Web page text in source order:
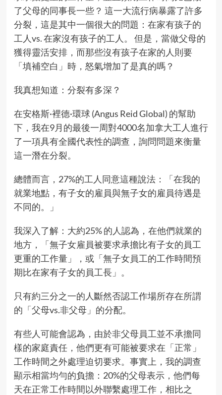
了父母的同事長一些？ 這一大流行病暴露了許多
分裂，這是其中一個很大的問題：在家有孩子的
工人vs. 在家沒有孩子的工人。 但是，當做父母的
獲得靈活安排，而那些沒有孩子在家的人則要
「填補空白」時，怒氣增加了是真的嗎？
我真想知道：分裂有多深？
在安格斯·裡德·環球 (Angus Reid Global) 的幫助
下，我在9月的最後一周對4000名加拿大工人進行
了一項具有全國代表性的調查，詢問問題來衡量
這一潛在分裂。
總體而言，27%的工人同意這種說法：「在我的
就業地點，有子女的雇員與無子女的雇員待遇是
不同的。」
我深入了解：大約25% 的人認為，在他們就業的
地方，「無子女雇員被要求承擔比有子女的員工
更重的工作量」，或「無子女員工的工作時間預
期比在家有子女的員工長」。
只有約三分之一的人斷然否認工作場所存在所謂
的「父母vs.非父母」的分配。
有些人可能會認為，由於非父母員工並不承擔同
樣的家庭責任，他們更有可能被要求在「正常」
工作時間之外處理迫切要求。事實上，我的調查
顯示相當均勻的負擔：20%的父母表示，他們每
天在正常工作時間以外聯繫處理工作，相比之